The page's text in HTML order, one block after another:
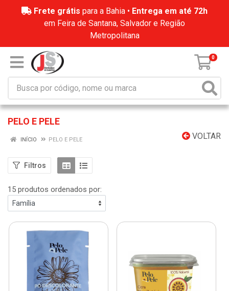
Frete grátis para a Bahia • Entrega em até 72h
em Feira de Santana, Salvador e Região
Metropolitana
0
PELO E PELE
VOLTAR
INÍCIO PELO E PELE
Filtros
15 produtos ordenados por: